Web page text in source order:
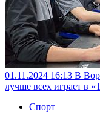
01.11.2024 16:13 В
лучше всех играет в
Спорт